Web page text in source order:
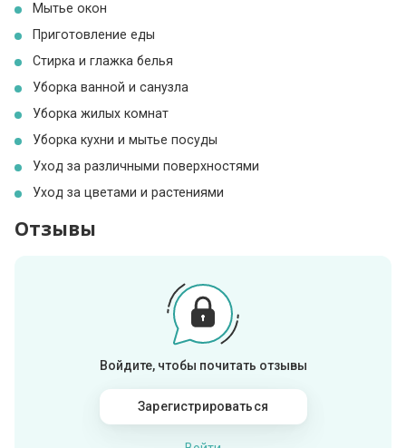
Мытье окон
Приготовление еды
Стирка и глажка белья
Уборка ванной и санузла
Уборка жилых комнат
Уборка кухни и мытье посуды
Уход за различными поверхностями
Уход за цветами и растениями
Отзывы
Войдите, чтобы почитать отзывы
Зарегистрироваться